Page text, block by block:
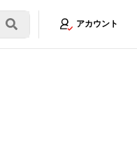
アカウント